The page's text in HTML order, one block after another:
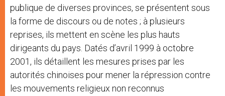
publique de diverses provinces, se présentent sous
la forme de discours ou de notes ; à plusieurs
reprises, ils mettent en scène les plus hauts
dirigeants du pays. Datés d’avril 1999 à octobre
2001, ils détaillent les mesures prises par les
autorités chinoises pour mener la répression contre
les mouvements religieux non reconnus